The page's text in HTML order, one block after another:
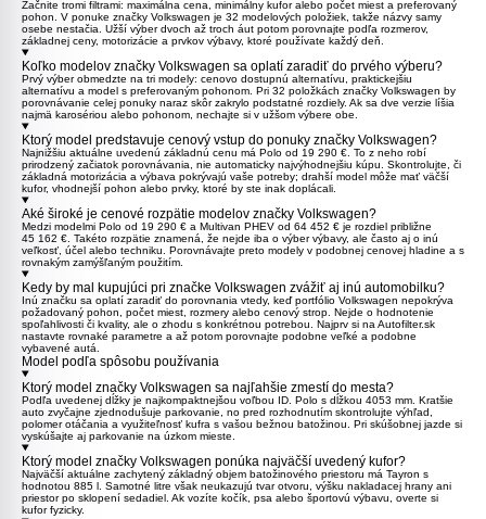
Začnite tromi filtrami: maximálna cena, minimálny kufor alebo počet miest a preferovaný
pohon. V ponuke značky Volkswagen je 32 modelových položiek, takže názvy samy
osebe nestačia. Užší výber dvoch až troch áut potom porovnajte podľa rozmerov,
základnej ceny, motorizácie a prvkov výbavy, ktoré používate každý deň.
Koľko modelov značky Volkswagen sa oplatí zaradiť do prvého výberu?
Prvý výber obmedzte na tri modely: cenovo dostupnú alternatívu, praktickejšiu
alternatívu a model s preferovaným pohonom. Pri 32 položkách značky Volkswagen by
porovnávanie celej ponuky naraz skôr zakrylo podstatné rozdiely. Ak sa dve verzie líšia
najmä karosériou alebo pohonom, nechajte si v užšom výbere obe.
Ktorý model predstavuje cenový vstup do ponuky značky Volkswagen?
Najnižšiu aktuálne uvedenú základnú cenu má Polo od 19 290 €. To z neho robí
prirodzený začiatok porovnávania, nie automaticky najvýhodnejšiu kúpu. Skontrolujte, či
základná motorizácia a výbava pokrývajú vaše potreby; drahší model môže mať väčší
kufor, vhodnejší pohon alebo prvky, ktoré by ste inak doplácali.
Aké široké je cenové rozpätie modelov značky Volkswagen?
Medzi modelmi Polo od 19 290 € a Multivan PHEV od 64 452 € je rozdiel približne
45 162 €. Takéto rozpätie znamená, že nejde iba o výber výbavy, ale často aj o inú
veľkosť, účel alebo techniku. Porovnávajte preto modely v podobnej cenovej hladine a s
rovnakým zamýšľaným použitím.
Kedy by mal kupujúci pri značke Volkswagen zvážiť aj inú automobilku?
Inú značku sa oplatí zaradiť do porovnania vtedy, keď portfólio Volkswagen nepokrýva
požadovaný pohon, počet miest, rozmery alebo cenový strop. Nejde o hodnotenie
spoľahlivosti či kvality, ale o zhodu s konkrétnou potrebou. Najprv si na Autofilter.sk
nastavte rovnaké parametre a až potom porovnajte podobne veľké a podobne
vybavené autá.
Model podľa spôsobu používania
Ktorý model značky Volkswagen sa najľahšie zmestí do mesta?
Podľa uvedenej dĺžky je najkompaktnejšou voľbou ID. Polo s dĺžkou 4053 mm. Kratšie
auto zvyčajne zjednodušuje parkovanie, no pred rozhodnutím skontrolujte výhľad,
polomer otáčania a využiteľnosť kufra s vašou bežnou batožinou. Pri skúšobnej jazde si
vyskúšajte aj parkovanie na úzkom mieste.
Ktorý model značky Volkswagen ponúka najväčší uvedený kufor?
Najväčší aktuálne zachytený základný objem batožinového priestoru má Tayron s
hodnotou 885 l. Samotné litre však neukazujú tvar otvoru, výšku nakladacej hrany ani
priestor po sklopení sedadiel. Ak vozíte kočík, psa alebo športovú výbavu, overte si
kufor fyzicky.